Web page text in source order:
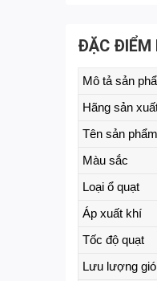
ĐẶC ĐIỂM
Mô tả sản
Hãng sản
Tên sản phẩm
Màu sắc
Loại ổ quạt
Áp xuất khí
Tốc độ quạt
Lưu lượng gió